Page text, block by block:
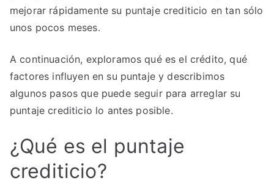
mejorar rápidamente su puntaje crediticio en tan sólo
unos pocos meses.
A continuación, exploramos qué es el crédito, qué
factores influyen en su puntaje y describimos
algunos pasos que puede seguir para arreglar su
puntaje crediticio lo antes posible.
¿Qué es el puntaje
crediticio?